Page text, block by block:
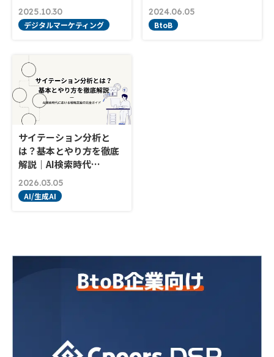
2025.10.30
デジタルマーケティング
2024.06.05
BtoB
サイテーション分析と
は？基本とやり方を徹底
解説｜AI検索時代…
2026.03.05
AI/生成AI